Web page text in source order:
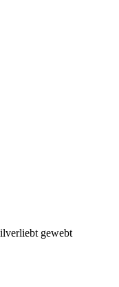
gewebt